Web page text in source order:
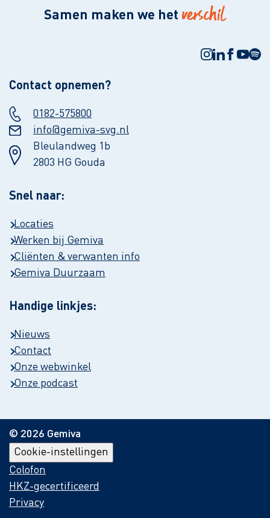
Samen maken we het verschil
Contact opnemen?
0182-575800
info@gemiva-svg.nl
Bleulandweg 1b
2803 HG Gouda
Snel naar:
Locaties
Werken bij Gemiva
Cliënten & verwanten info
Gemiva Duurzaam
Handige linkjes:
Nieuws
Contact
Onze webwinkel
Onze podcast
© 2026 Gemiva
Cookie-instellingen
Colofon
HKZ-gecertificeerd
Privacy